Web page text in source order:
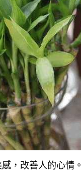
，改善人的心情。